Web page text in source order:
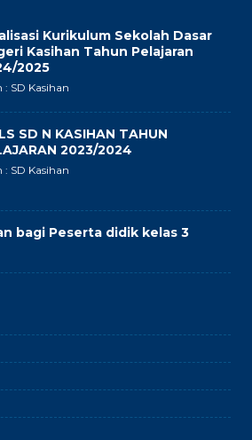
Kurikulum Sekolah Dasar
Kasihan Tahun Pelajaran
2025
: SD Kasihan
SD N KASIHAN TAHUN
2023/2024
: SD Kasihan
bagi Peserta didik kelas 3